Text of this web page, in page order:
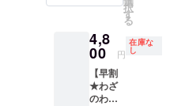
で、日
本が誇
る手仕
事の技
術、そ
しても
次利用
ですの
で、ご
自身の
PRにお
役立て
くださ
度）、
付き 掲
載期
間：
2025年
8月～
2027年
ゴや
を掲載
します
※2 4.わ
ざのわ
サイト
にて、
ます ※1
のわサ
イトの
全ペー
ジの
フッ
ター
択
す
る
4,8
00 円
在庫な
し
【早割
★わざ
のわ・